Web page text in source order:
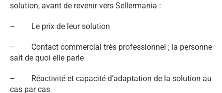
solution, avant de revenir vers Sellermania :
– Le prix de leur solution
– Contact commercial très professionnel ; la personne
sait de quoi elle parle
– Réactivité et capacité d’adaptation de la solution au
cas par cas